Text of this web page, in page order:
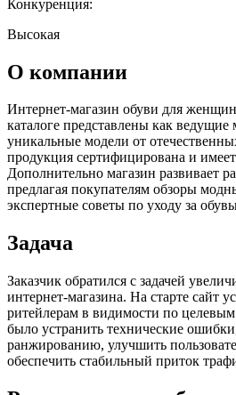
Конкуренция:
Высокая
О компании
Интернет-магазин обуви для
каталоге представлены как
уникальные модели от
продукция сертифицирована и
Дополнительно магазин развивает
предлагая покупателям обзоры
экспертные советы по уходу за
Задача
Заказчик обратился с задачей
интернет-магазина. На старте сайт
ритейлерам в видимости по
было устранить технические
ранжированию, улучшить
обеспечить стабильный приток